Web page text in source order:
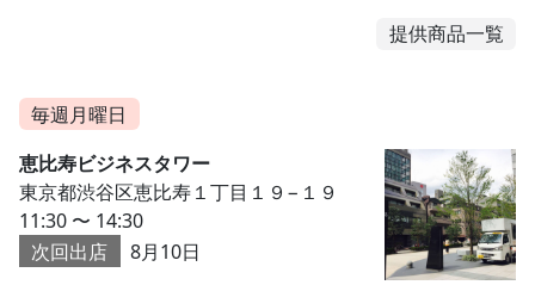
提供商品一覧
毎週月曜日
恵比寿ビジネスタワー
東京都渋谷区恵比寿１丁目１９−１９
11:30 〜 14:30
次回出店
8月10日